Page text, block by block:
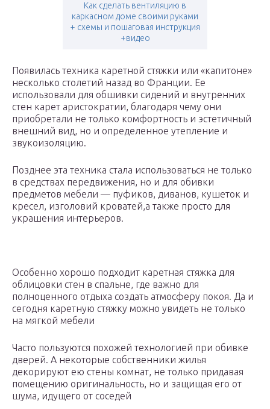
Как сделать вентиляцию в
каркасном доме своими руками
+ схемы и пошаговая инструкция
+видео
Появилась техника каретной стяжки или «капитоне»
несколько столетий назад во Франции. Ее
использовали для обшивки сидений и внутренних
стен карет аристократии, благодаря чему они
приобретали не только комфортность и эстетичный
внешний вид, но и определенное утепление и
звукоизоляцию.
Позднее эта техника стала использоваться не только
в средствах передвижения, но и для обивки
предметов мебели — пуфиков, диванов, кушеток и
кресел, изголовий кроватей,а также просто для
украшения интерьеров.
Особенно хорошо подходит каретная стяжка для
облицовки стен в спальне, где важно для
полноценного отдыха создать атмосферу покоя. Да и
сегодня каретную стяжку можно увидеть не только
на мягкой мебели
Часто пользуются похожей технологией при обивке
дверей. А некоторые собственники жилья
декорируют ею стены комнат, не только придавая
помещению оригинальность, но и защищая его от
шума, идущего от соседей